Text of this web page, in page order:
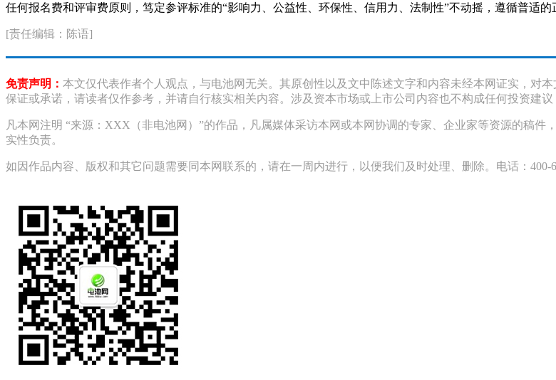
任何报名费和评审费原则，笃定参评标准的“影响力、公益性、环保性、信用力、法制性”不动摇，遵循普适
[责任编辑：陈语]
免责声明： 本文仅代表作者个人观点，与电池网无关。其原创性以及文中陈述文字和内容未经本网证实，对
保证或承诺，请读者仅作参考，并请自行核实相关内容。涉及资本市场或上市公司内容也不构成任何投资建议
凡本网注明 “来源：XXX（非电池网）”的作品，凡属媒体采访本网或本网协调的专家、企业家等资源的稿
实性负责。
如因作品内容、版权和其它问题需要同本网联系的，请在一周内进行，以便我们及时处理、删除。电话：400-